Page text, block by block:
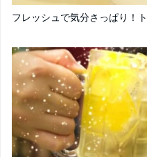
フレッシュで気分さっぱり！